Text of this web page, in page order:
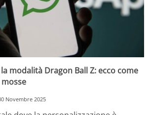
modalità Dragon Ball Z: ecco come
Novembre 2025